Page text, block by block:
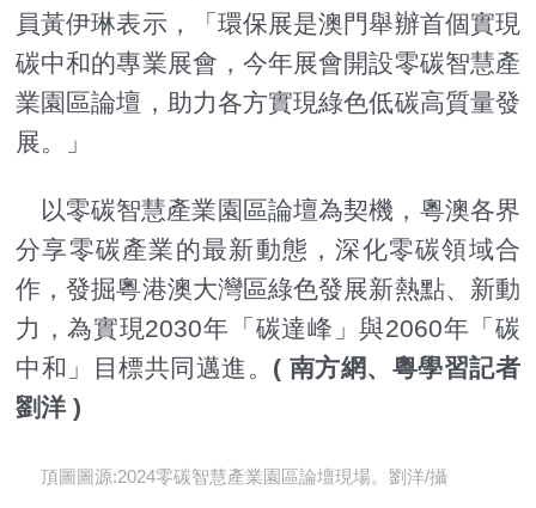
員黃伊琳表示，「環保展是澳門舉辦首個實現
碳中和的專業展會，今年展會開設零碳智慧產
業園區論壇，助力各方實現綠色低碳高質量發
展。」
以零碳智慧產業園區論壇為契機，粵澳各界
分享零碳產業的最新動態，深化零碳領域合
作，發掘粵港澳大灣區綠色發展新熱點、新動
力，為實現2030年「碳達峰」與2060年「碳
中和」目標共同邁進。 ( 南方網、粵學習記者
劉洋 )
頂圖圖源:2024零碳智慧產業園區論壇現場。劉洋/攝